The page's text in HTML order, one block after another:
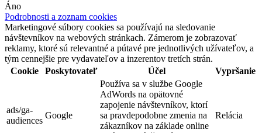
Áno
Podrobnosti a zoznam cookies
Marketingové súbory cookies sa používajú na sledovanie
návštevníkov na webových stránkach. Zámerom je zobrazovať
reklamy, ktoré sú relevantné a pútavé pre jednotlivých užívateľov, a
tým cennejšie pre vydavateľov a inzerentov tretích strán.
Cookie
Poskytovateľ Účel Vypršanie
ads/ga-
audiences
Google
Používa sa v službe Google
AdWords na opätovné
zapojenie návštevníkov, ktorí
sa pravdepodobne zmenia na
zákazníkov na základe online
Relácia